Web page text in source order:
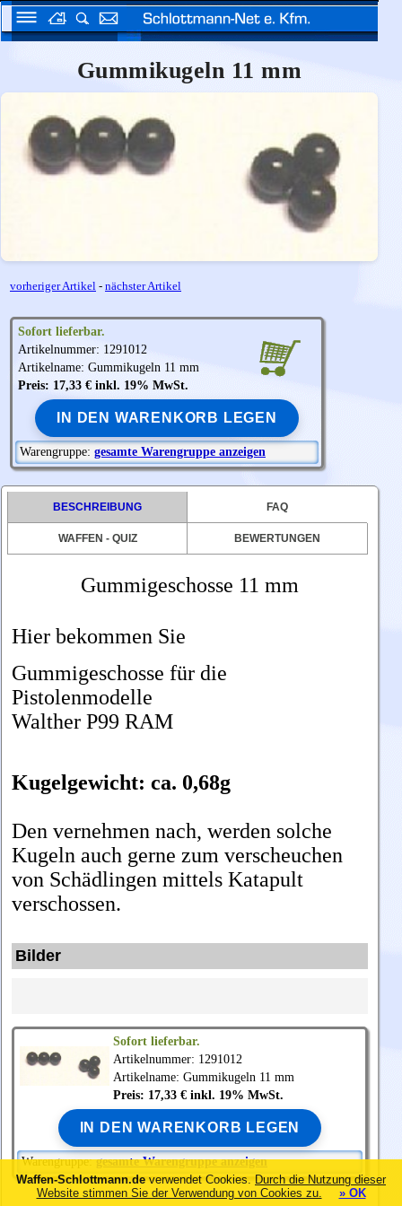
Gummikugeln 11 mm
vorheriger Artikel - nächster Artikel
Sofort lieferbar.
Artikelnummer: 1291012
Artikelname: Gummikugeln 11 mm
Preis: 17,33 € inkl. 19% MwSt.
IN DEN WARENKORB LEGEN
Warengruppe: gesamte Warengruppe anzeigen
BESCHREIBUNG FAQ
WAFFEN - QUIZ BEWERTUNGEN
Gummigeschosse 11 mm
Hier bekommen Sie
Gummigeschosse für die
Pistolenmodelle
Walther P99 RAM
Kugelgewicht: ca. 0,68g
Den vernehmen nach, werden solche
Kugeln auch gerne zum verscheuchen
von Schädlingen mittels Katapult
verschossen.
Bilder
Sofort lieferbar.
Artikelnummer: 1291012
Artikelname: Gummikugeln 11 mm
Preis: 17,33 € inkl. 19% MwSt.
IN DEN WARENKORB LEGEN
Warengruppe:gesamte Warengruppe anzeigen
Waffen-Schlottmann.de verwendet Cookies. Durch die Nutzung dieser
Website stimmen Sie der Verwendung von Cookies zu.
» OK